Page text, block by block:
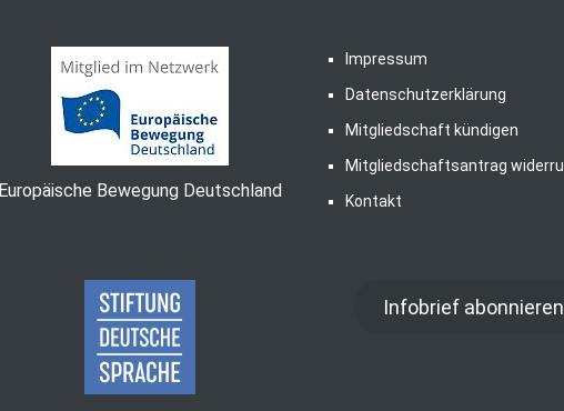
Europäische Bewegung Deutschland
Impressum
Datenschutzerklärung
Mitgliedschaft kündigen
Mitgliedschaftsantrag
Kontakt
Infobrief abonnieren